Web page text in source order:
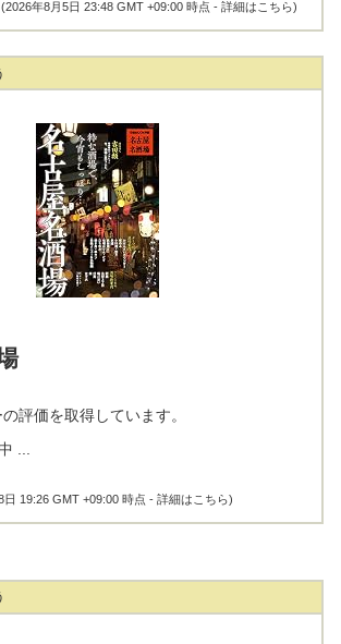
(2026年8月5日 23:48 GMT +09:00 時点 -詳細はこちら)
評価を取得しています。
日 19:26 GMT +09:00 時点 -詳細はこちら)